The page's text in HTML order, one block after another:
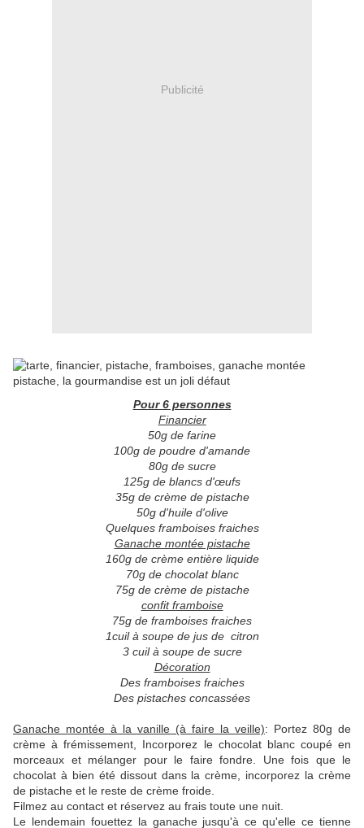
Publicité
Pour 6 personnes
Financier
50g de farine
100g de poudre d'amande
80g de sucre
125g de blancs d'œufs
35g de crème de pistache
50g d'huile d'olive
Quelques framboises fraiches
Ganache montée pistache
160g de crème entière liquide
70g de chocolat blanc
75g de crème de pistache
confit framboise
75g de framboises fraiches
1cuil à soupe de jus de citron
3 cuil à soupe de sucre
Décoration
Des framboises fraiches
Des pistaches concassées
Ganache montée à la vanille (à faire la veille): Portez 80g de
crème à frémissement, Incorporez le chocolat blanc coupé en
morceaux et mélanger pour le faire fondre. Une fois que le
chocolat à bien été dissout dans la crème, incorporez la crème
de pistache et le reste de crème froide.
Filmez au contact et réservez au frais toute une nuit.
Le lendemain fouettez la ganache jusqu'à ce qu'elle ce tienne